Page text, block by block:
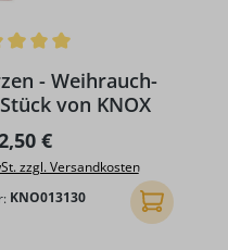
- Weihrauch-
von KNOX
Preis:
€
zzgl. Versandkosten
KNO013130 In den